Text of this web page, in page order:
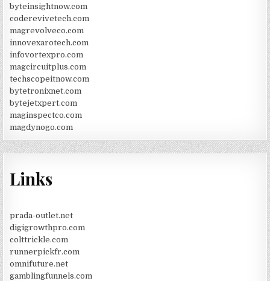
byteinsightnow.com
coderevivetech.com
magrevolveco.com
innovexarotech.com
infovortexpro.com
magcircuitplus.com
techscopeitnow.com
bytetronixnet.com
bytejetxpert.com
maginspectco.com
magdynogo.com
Links
prada-outlet.net
digigrowthpro.com
colttrickle.com
runnerpickfr.com
omnifuture.net
gamblingfunnels.com